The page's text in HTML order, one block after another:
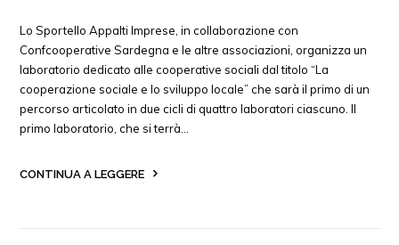
Lo Sportello Appalti Imprese, in collaborazione con
Confcooperative Sardegna e le altre associazioni, organizza un
laboratorio dedicato alle cooperative sociali dal titolo “La
cooperazione sociale e lo sviluppo locale” che sarà il primo di un
percorso articolato in due cicli di quattro laboratori ciascuno. Il
primo laboratorio, che si terrà…
CONTINUA A LEGGERE